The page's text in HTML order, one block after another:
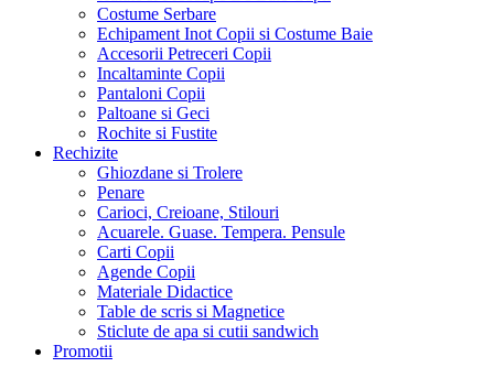
Costume Serbare
Echipament Inot Copii si Costume Baie
Accesorii Petreceri Copii
Incaltaminte Copii
Pantaloni Copii
Paltoane si Geci
Rochite si Fustite
Rechizite
Ghiozdane si Trolere
Penare
Carioci, Creioane, Stilouri
Acuarele. Guase. Tempera. Pensule
Carti Copii
Agende Copii
Materiale Didactice
Table de scris si Magnetice
Sticlute de apa si cutii sandwich
Promotii